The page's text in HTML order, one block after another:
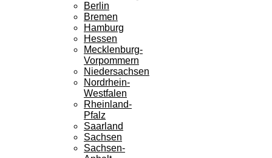
Berlin
Bremen
Hamburg
Hessen
Mecklenburg-
Vorpommern
Niedersachsen
Nordrhein-
Westfalen
Rheinland-
Pfalz
Saarland
Sachsen
Sachsen-